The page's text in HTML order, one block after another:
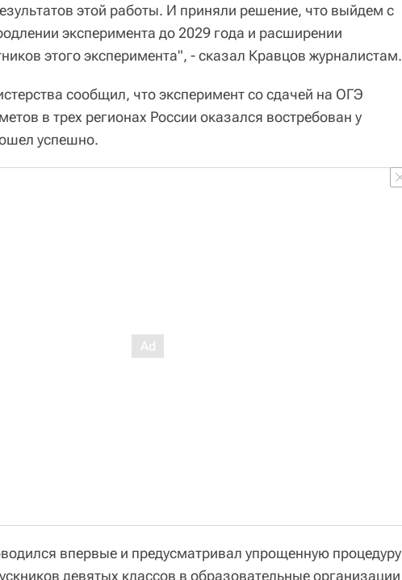
этой работы. И приняли решение, что выйдем с
эксперимента до 2029 года и расширении
этого эксперимента", - сказал Кравцов журналистам.
сообщил, что эксперимент со сдачей на ОГЭ
в трех регионах России оказался востребован у
успешно.
впервые и предусматривал упрощенную процедуру
девятых классов в образовательные организации